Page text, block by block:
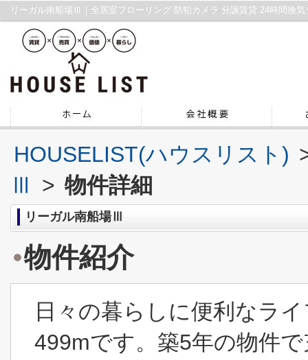
HOUSELIST(ハウスリスト)
Ⅲ
> 物件詳細
リーガル南船場Ⅲ
物件紹介
日々の暮らしに便利なラ
499mです。築5年の物件